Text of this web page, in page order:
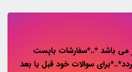
می باشد *..*سفارشات باپست
سوالات خود قبل یا بعد